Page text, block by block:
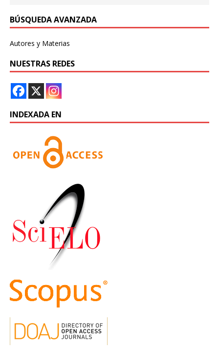
BÚSQUEDA AVANZADA
Autores y Materias
NUESTRAS REDES
INDEXADA EN